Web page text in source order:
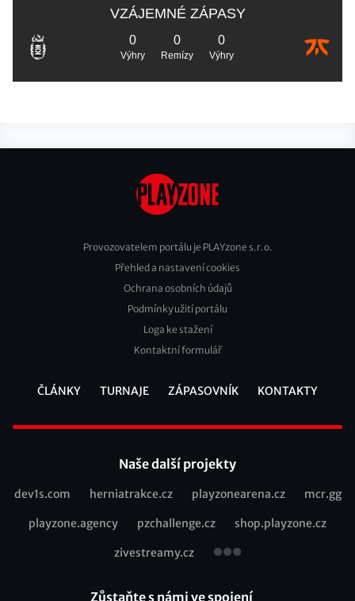
VZÁJEMNÉ ZÁPASY
0
Výhry
0
Remízy
0
Výhry
Footer
Provozovatelem portálu je PLAYzone s.r.o.
Přehled a nastavení cookies
Ochrana osobních údajů
Podmínky užití portálu
Loga ke stažení
Kontaktní formulář
ČLÁNKY TURNAJE ZÁPASOVNÍK KONTAKTY
Naše další projekty
Recommended
dev1s.com herniatrakce.cz playzonearena.cz mcr.gg
playzone.agency pzchallenge.cz shop.playzone.cz
zivestreamy.cz
Zůstaňte s námi ve spojení